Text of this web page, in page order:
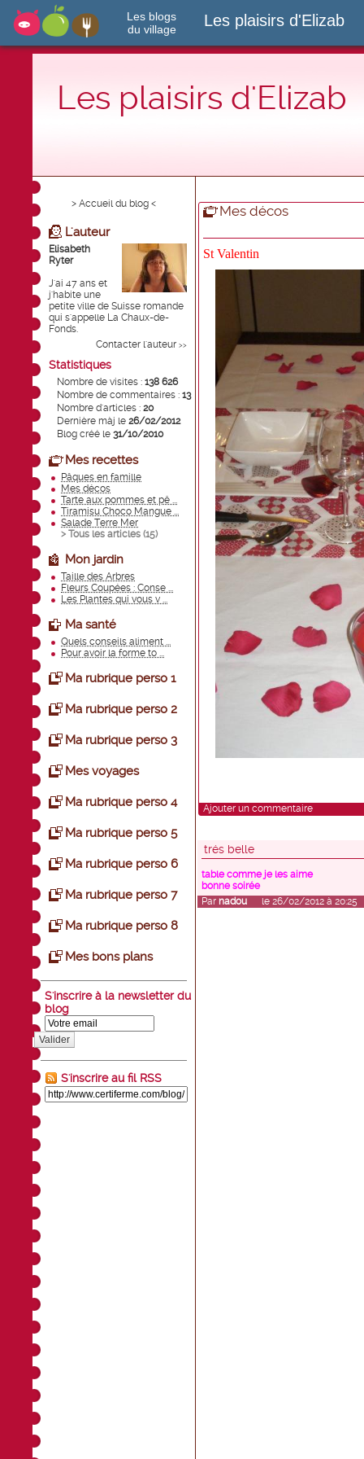
Les blogs
du village
Les plaisirs d'Elizab
Les plaisirs d'Elizab
> Accueil du blog <
L'auteur
Elisabeth
Ryter
J'ai 47 ans et
j'habite une
petite ville de Suisse romande
qui s'appelle La Chaux-de-
Fonds.
Contacter l'auteur >>
Statistiques
Nombre de visites : 138 626
Nombre de commentaires : 13
Nombre d'articles : 20
Dernière màj le 26/02/2012
Blog créé le 31/10/2010
Mes recettes
Pâques en famille
Mes décos
Tarte aux pommes et pê ...
Tiramisu Choco Mangue ...
Salade Terre Mer
> Tous les articles (15)
Mon jardin
Taille des Arbres
Fleurs Coupées : Conse ...
Les Plantes qui vous v ...
Ma santé
Quels conseils aliment ...
Pour avoir la forme to ...
Ma rubrique perso 1
Ma rubrique perso 2
Ma rubrique perso 3
Mes voyages
Ma rubrique perso 4
Ma rubrique perso 5
Ma rubrique perso 6
Ma rubrique perso 7
Ma rubrique perso 8
Mes bons plans
S'inscrire à la newsletter du
blog
Valider
S'inscrire au fil RSS
Mes décos
St Valentin
Ajouter un commentaire
trés belle
table comme je les aime
bonne soirée
Par nadoule 26/02/2012 à 20:25